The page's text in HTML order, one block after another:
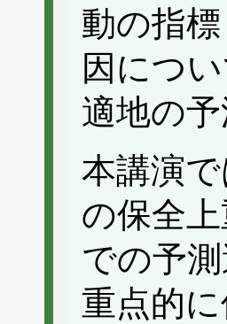
動の指
因につ
適地の
本講演
の保全
での予
重点的